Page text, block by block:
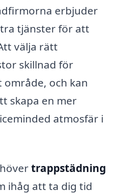
erbjuder
tjänster för att
välja rätt
skillnad för
och kan
skapa en mer
atmosfär i
trappstädning
ihåg att ta dig tid